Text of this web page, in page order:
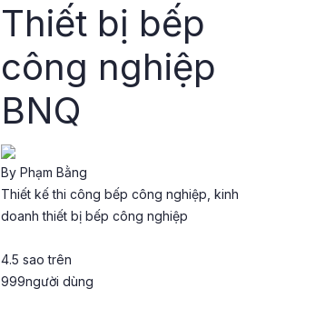
Thiết bị bếp
công nghiệp
BNQ
By Phạm Bằng
Thiết kế thi công bếp công nghiệp, kinh
doanh thiết bị bếp công nghiệp
4.5 sao trên
999người dùng